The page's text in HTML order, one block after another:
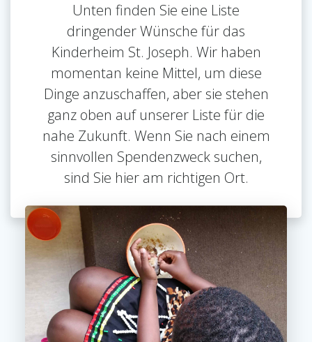
Unten finden Sie eine Liste
dringender Wünsche für das
Kinderheim St. Joseph. Wir haben
momentan keine Mittel, um diese
Dinge anzuschaffen, aber sie stehen
ganz oben auf unserer Liste für die
nahe Zukunft. Wenn Sie nach einem
sinnvollen Spendenzweck suchen,
sind Sie hier am richtigen Ort.